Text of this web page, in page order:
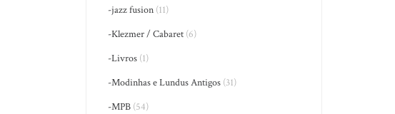
-jazz fusion (11)
-Klezmer / Cabaret (6)
-Livros (1)
-Modinhas e Lundus Antigos (31)
-MPB (54)